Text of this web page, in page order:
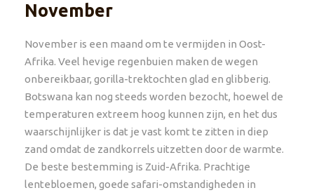
November
November is een maand om te vermijden in Oost-
Afrika. Veel hevige regenbuien maken de wegen
onbereikbaar, gorilla-trektochten glad en glibberig.
Botswana kan nog steeds worden bezocht, hoewel de
temperaturen extreem hoog kunnen zijn, en het dus
waarschijnlijker is dat je vast komt te zitten in diep
zand omdat de zandkorrels uitzetten door de warmte.
De beste bestemming is Zuid-Afrika. Prachtige
lentebloemen, goede safari-omstandigheden in